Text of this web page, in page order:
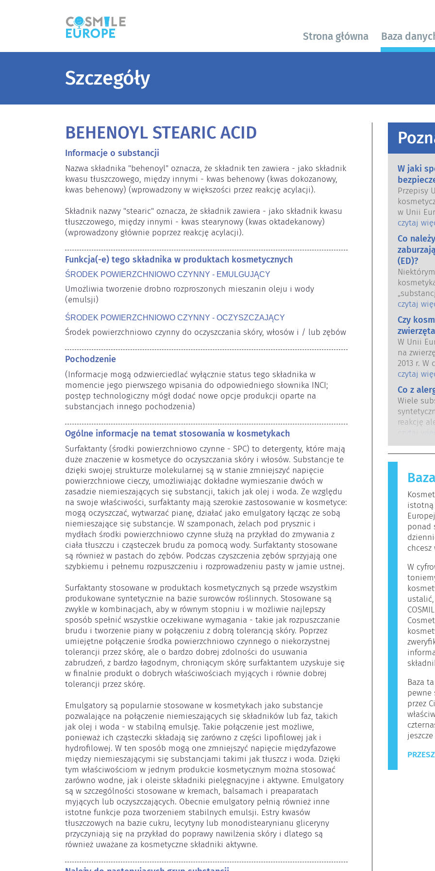
Strona główna Baza
Szczegóły
BEHENOYL STEARIC ACID
Informacje o substancji
Nazwa składnika "behenoyl" oznacza, że składnik ten zawiera - jako składnik
kwasu tłuszczowego, między innymi - kwas behenowy (kwas dokozanowy,
kwas behenowy) (wprowadzony w większości przez reakcję acylacji).
Składnik nazwy "stearic" oznacza, że składnik zawiera - jako składnik kwasu
tłuszczowego, między innymi - kwas stearynowy (kwas oktadekanowy)
(wprowadzony głównie poprzez reakcję acylacji).
Funkcja(-e) tego składnika w produktach kosmetycznych
ŚRODEK POWIERZCHNIOWO CZYNNY - EMULGUJĄCY
Umożliwia tworzenie drobno rozproszonych mieszanin oleju i wody
(emulsji)
ŚRODEK POWIERZCHNIOWO CZYNNY - OCZYSZCZAJĄCY
Środek powierzchniowo czynny do oczyszczania skóry, włosów i / lub zębów
Pochodzenie
(Informacje mogą odzwierciedlać wyłącznie status tego składnika w
momencie jego pierwszego wpisania do odpowiedniego słownika INCI;
postęp technologiczny mógł dodać nowe opcje produkcji oparte na
substancjach innego pochodzenia)
Ogólne informacje na temat stosowania w kosmetykach
Surfaktanty (środki powierzchniowo czynne - SPC) to detergenty, które mają
duże znaczenie w kosmetyce do oczyszczania skóry i włosów. Substancje te
dzięki swojej strukturze molekularnej są w stanie zmniejszyć napięcie
powierzchniowe cieczy, umożliwiając dokładne wymieszanie dwóch w
zasadzie niemieszających się substancji, takich jak olej i woda. Ze względu
na swoje właściwości, surfaktanty mają szerokie zastosowanie w kosmetyce:
mogą oczyszczać, wytwarzać pianę, działać jako emulgatory łącząc ze sobą
niemieszające się substancje. W szamponach, żelach pod prysznic i
mydłach środki powierzchniowo czynne służą na przykład do zmywania z
ciała tłuszczu i cząsteczek brudu za pomocą wody. Surfaktanty stosowane
są również w pastach do zębów. Podczas czyszczenia zębów sprzyjają one
szybkiemu i pełnemu rozpuszczeniu i rozprowadzeniu pasty w jamie ustnej.
Surfaktanty stosowane w produktach kosmetycznych są przede wszystkim
produkowane syntetycznie na bazie surowców roślinnych. Stosowane są
zwykle w kombinacjach, aby w równym stopniu i w możliwie najlepszy
sposób spełnić wszystkie oczekiwane wymagania - takie jak rozpuszczanie
brudu i tworzenie piany w połączeniu z dobrą tolerancją skóry. Poprzez
umiejętne połączenie środka powierzchniowo czynnego o niekorzystnej
tolerancji przez skórę, ale o bardzo dobrej zdolności do usuwania
zabrudzeń, z bardzo łagodnym, chroniącym skórę surfaktantem uzyskuje się
w finalnie produkt o dobrych właściwościach myjących i równie dobrej
tolerancji przez skórę.
Emulgatory są popularnie stosowane w kosmetykach jako substancje
pozwalające na połączenie niemieszających się składników lub faz, takich
jak olej i woda - w stabilną emulsję. Takie połączenie jest możliwe,
ponieważ ich cząsteczki składają się zarówno z części lipofilowej jak i
hydrofilowej. W ten sposób mogą one zmniejszyć napięcie międzyfazowe
między niemieszającymi się substancjami takimi jak tłuszcz i woda. Dzięki
tym właściwościom w jednym produkcie kosmetycznym można stosować
zarówno wodne, jak i oleiste składniki pielęgnacyjne i aktywne. Emulgatory
są w szczególności stosowane w kremach, balsamach i preaparatach
myjących lub oczyszczających. Obecnie emulgatory pełnią również inne
istotne funkcje poza tworzeniem stabilnych emulsji. Estry kwasów
tłuszczowych na bazie cukru, lecytyny lub monodistearynianu gliceryny
przyczyniają się na przykład do poprawy nawilżenia skóry i dlatego są
również uważane za kosmetyczne składniki aktywne.
W jaki
Przepisy
w Unii
oraz
wspólnie
czytaj
Co
(ED)?
niektóre
Tylko
hormon,
Wiele
silnym
których
czytaj
Czy
W Unii
na
2013 r. W
przed
tak aby
czytaj
Co z
Wiele
reakcję
reakcję
mogą
osób
oznacza
istotną
ponad
W
Baza
pewne
przez